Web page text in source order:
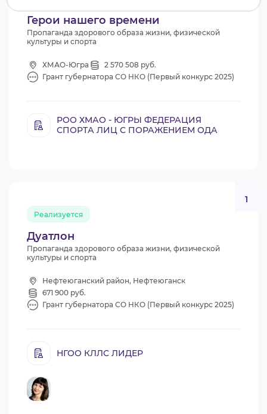
Герои нашего времени
Пропаганда здорового образа жизни, физической
культуры и спорта
ХМАО-Югра
2 570 508 руб.
Грант губернатора СО НКО (Первый конкурс 2025)
РОО ХМАО - ЮГРЫ ФЕДЕРАЦИЯ
СПОРТА ЛИЦ С ПОРАЖЕНИЕМ ОДА
Дуатлон
Реализуется
1
Пропаганда здорового образа жизни, физической
культуры и спорта
Нефтеюганский район, Нефтеюганск
671 900 руб.
Грант губернатора СО НКО (Первый конкурс 2025)
НГОО КЛЛС ЛИДЕР